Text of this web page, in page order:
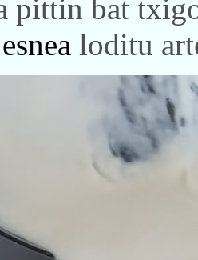
pittin bat
esnea loditu